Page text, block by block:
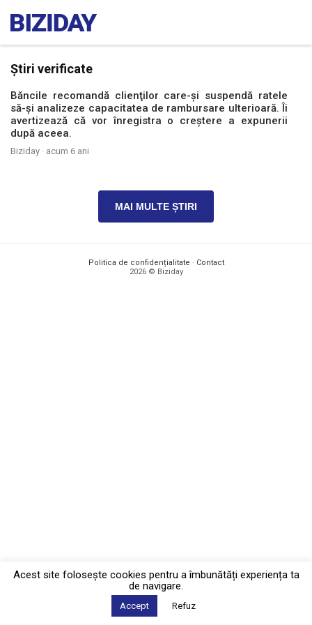
Știri verificate
Băncile recomandă clienţilor care-şi suspendă ratele
să-şi analizeze capacitatea de rambursare ulterioară. Îi
avertizează că vor înregistra o creştere a expunerii
după aceea.
Biziday · acum 6 ani
MAI MULTE ȘTIRI
Politica de confidențialitate · Contact
2026 © Biziday
Acest site foloseşte cookies pentru a îmbunătăți experiența ta
de navigare.
Accept Refuz